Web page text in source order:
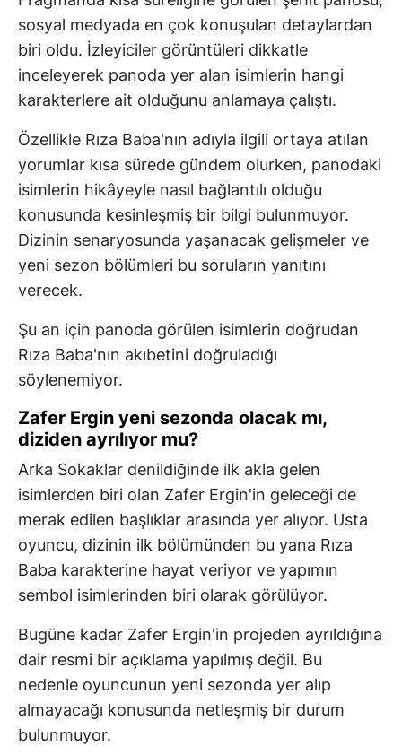
sosyal medyada en çok konuşulan detaylardan
biri oldu. İzleyiciler görüntüleri dikkatle
inceleyerek panoda yer alan isimlerin hangi
karakterlere ait olduğunu anlamaya çalıştı.
Özellikle Rıza Baba'nın adıyla ilgili ortaya atılan
yorumlar kısa sürede gündem olurken, panodaki
isimlerin hikâyeyle nasıl bağlantılı olduğu
konusunda kesinleşmiş bir bilgi bulunmuyor.
Dizinin senaryosunda yaşanacak gelişmeler ve
yeni sezon bölümleri bu soruların yanıtını
verecek.
Şu an için panoda görülen isimlerin doğrudan
Rıza Baba'nın akıbetini doğruladığı
söylenemiyor.
Zafer Ergin yeni sezonda olacak mı,
diziden ayrılıyor mu?
Arka Sokaklar denildiğinde ilk akla gelen
isimlerden biri olan Zafer Ergin'in geleceği de
merak edilen başlıklar arasında yer alıyor. Usta
oyuncu, dizinin ilk bölümünden bu yana Rıza
Baba karakterine hayat veriyor ve yapımın
sembol isimlerinden biri olarak görülüyor.
Bugüne kadar Zafer Ergin'in projeden ayrıldığına
dair resmi bir açıklama yapılmış değil. Bu
nedenle oyuncunun yeni sezonda yer alıp
almayacağı konusunda netleşmiş bir durum
bulunmuyor.